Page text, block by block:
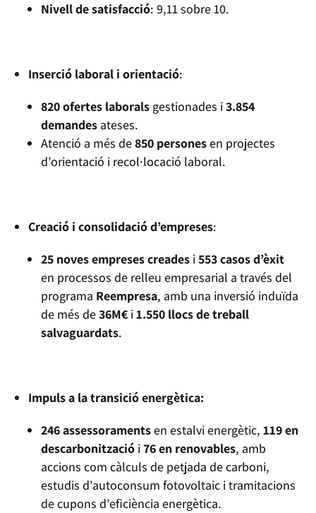
Nivell de satisfacció: 9,11 sobre 10.
Inserció laboral i orientació:
820 ofertes laborals gestionades i3.854
demandes ateses.
Atenció a més de850 personesen projectes
d’orientació i recol·locació laboral.
Creació i consolidació d’empreses:
25 noves empreses creades i553 casos d’èxit
en processos de relleu empresarial a través del
programa Reempresa, amb una inversió induïda
de més de36M€ i1.550 llocs de treball
salvaguardats.
Impuls a la transició energètica:
246 assessoramentsen estalvi energètic,119 en
descarbonització i76 en renovables, amb
accions com càlculs de petjada de carboni,
estudis d’autoconsum fotovoltaic i tramitacions
de cupons d’eficiència energètica.